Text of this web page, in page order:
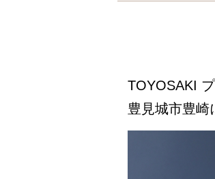
TOYOSAKI
豊見城市豊崎